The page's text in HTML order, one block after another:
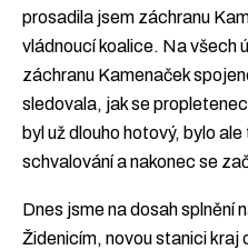
prosadila jsem záchranu
vládnoucí koalice. Na všech
záchranu Kamenaček
sledovala, jak se
byl už dlouho hotový, bylo
schvalování a nakonec se
Dnes jsme na dosah splnění
Židenicím, novou stanici kraj